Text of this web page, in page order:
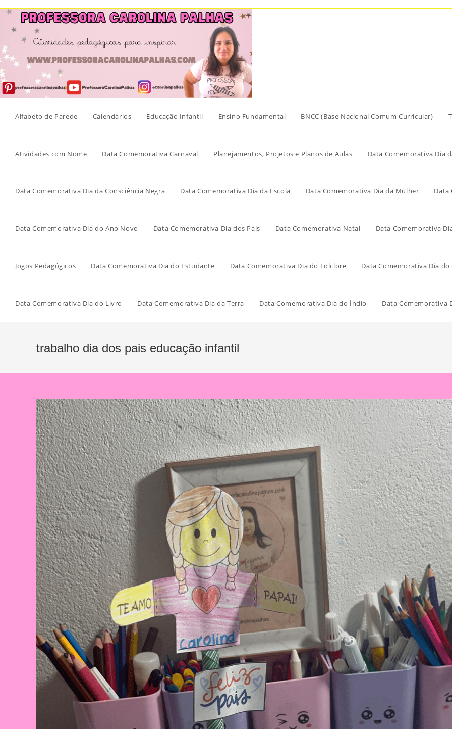
Skip
content
Alfabeto de Parede Calendários Educação Infantil Ensino Fundamental BNCC (Base Nacional Comum Curricular)
Atividades com Nome Data Comemorativa Carnaval Planejamentos, Projetos e Planos de Aulas Data Comemorativa Dia
Data Comemorativa Dia da Consciência Negra Data Comemorativa Dia da Escola Data Comemorativa Dia da Mulher Data
Data Comemorativa Dia do Ano Novo Data Comemorativa Dia dos Pais Data Comemorativa Natal Data Comemorativa
Jogos Pedagógicos Data Comemorativa Dia do Estudante Data Comemorativa Dia do Folclore Data Comemorativa Dia do
Data Comemorativa Dia do Livro Data Comemorativa Dia da Terra Data Comemorativa Dia do Índio Data Comemorativa
trabalho dia dos pais educação infantil